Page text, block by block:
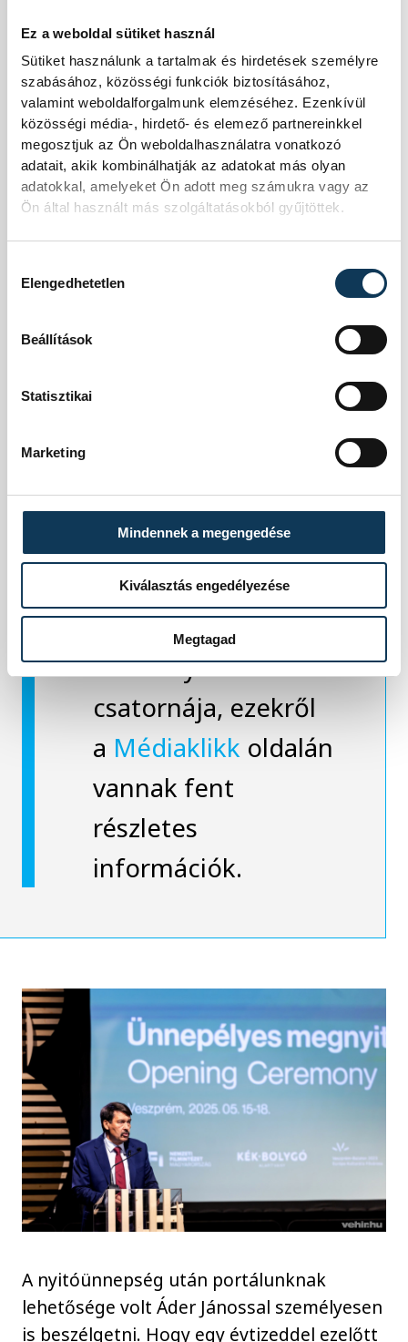
Ez a weboldal sütiket használ
Sütiket használunk a tartalmak és hirdetések személyre
szabásához, közösségi funkciók biztosításához,
valamint weboldalforgalmunk elemzéséhez. Ezenkívül
közösségi média-, hirdető- és elemező partnereinkkel
megosztjuk az Ön weboldalhasználatra vonatkozó
adatait, akik kombinálhatják az adatokat más olyan
adatokkal, amelyeket Ön adott meg számukra vagy az
Ön által használt más szolgáltatásokból gyűjtöttek.
Elengedhetetlen
Beállítások
Statisztikai
Marketing
Mindennek a megengedése
Kiválasztás engedélyezése
Megtagad
egészen vasárnap
késő délutánig várja
az érdeklődőket
ingyenes
programjaival és a
filmvetítésekkel,
fesztivál hivatalos
napokban pedig
több alkotást is
műsorra tűz majd a
közmédia
valamelyik
csatornája, ezekről
a Médiaklikk oldalán
vannak fent
részletes
információk.
A nyitóünnepség után portálunknak
lehetősége volt Áder Jánossal személyesen
is beszélgetni. Hogy egy évtizeddel ezelőtt